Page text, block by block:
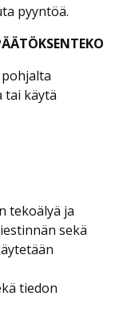
pyyntöä.
tai käytä
tekoälyä ja
sekä
tiedon